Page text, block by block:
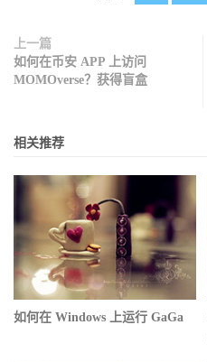
上一篇
如何在币安 APP 上访问
MOMOverse？获得盲盒
相关推荐
如何在 Windows 上运行 GaGa